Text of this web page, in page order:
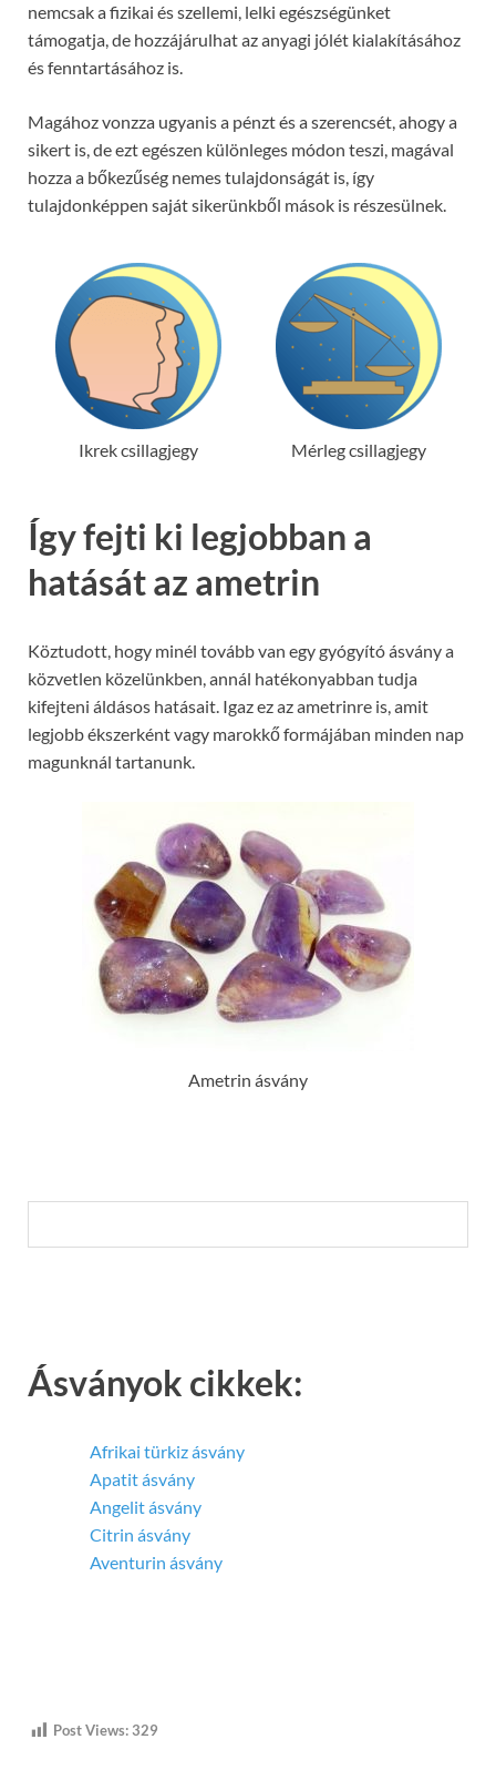
nemcsak a fizikai és szellemi, lelki egészségünket
támogatja, de hozzájárulhat az anyagi jólét kialakításához
és fenntartásához is.
Magához vonzza ugyanis a pénzt és a szerencsét, ahogy a
sikert is, de ezt egészen különleges módon teszi, magával
hozza a bőkezűség nemes tulajdonságát is, így
tulajdonképpen saját sikerünkből mások is részesülnek.
Ikrek csillagjegy Mérleg csillagjegy
Így fejti ki legjobban a
hatását az ametrin
Köztudott, hogy minél tovább van egy gyógyító ásvány a
közvetlen közelünkben, annál hatékonyabban tudja
kifejteni áldásos hatásait. Igaz ez az ametrinre is, amit
legjobb ékszerként vagy marokkő formájában minden nap
magunknál tartanunk.
Ametrin ásvány
Ásványok cikkek:
Afrikai türkiz ásvány
Apatit ásvány
Angelit ásvány
Citrin ásvány
Aventurin ásvány
Post Views:329